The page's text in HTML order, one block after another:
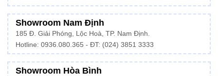
Showroom Nam Định
185 Đ. Giải Phóng, Lộc Hoà, TP. Nam Định.
Hotline: 0936.080.365 - ĐT: (024) 3851 3333
Showroom Hòa Bình